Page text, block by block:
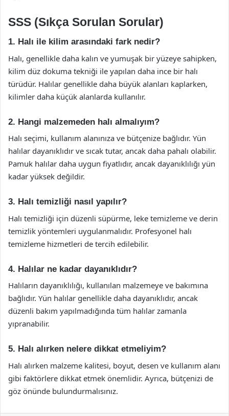
SSS (Sıkça Sorulan Sorular)
1. Halı ile kilim arasındaki fark nedir?
Halı, genellikle daha kalın ve yumuşak bir yüzeye sahipken,
kilim düz dokuma tekniği ile yapılan daha ince bir halı
türüdür. Halılar genellikle daha büyük alanları kaplarken,
kilimler daha küçük alanlarda kullanılır.
2. Hangi malzemeden halı almalıyım?
Halı seçimi, kullanım alanınıza ve bütçenize bağlıdır. Yün
halılar dayanıklıdır ve sıcak tutar, ancak daha pahalı olabilir.
Pamuk halılar daha uygun fiyatlıdır, ancak dayanıklılığı yün
kadar yüksek değildir.
3. Halı temizliği nasıl yapılır?
Halı temizliği için düzenli süpürme, leke temizleme ve derin
temizlik yöntemleri uygulanmalıdır. Profesyonel halı
temizleme hizmetleri de tercih edilebilir.
4. Halılar ne kadar dayanıklıdır?
Halıların dayanıklılığı, kullanılan malzemeye ve bakımına
bağlıdır. Yün halılar genellikle daha dayanıklıdır, ancak
düzenli bakım yapılmadığında tüm halılar zamanla
yıpranabilir.
5. Halı alırken nelere dikkat etmeliyim?
Halı alırken malzeme kalitesi, boyut, desen ve kullanım alanı
gibi faktörlere dikkat etmek önemlidir. Ayrıca, bütçenizi de
göz önünde bulundurmalısınız.